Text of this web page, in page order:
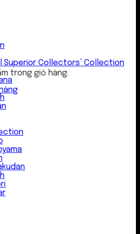
trong giỏ hàng.
Superior Collectors’ Collection